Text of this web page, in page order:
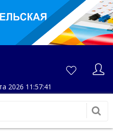
2026 11:57:41